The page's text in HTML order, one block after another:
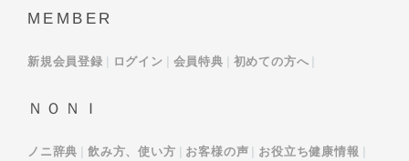
MEMBER
新規会員登録 ログイン 会員特典 初めての方へ
ＮＯＮＩ
ノニ辞典 飲み方、使い方 お客様の声 お役立ち健康情報